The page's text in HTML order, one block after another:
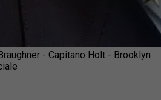
- Capitano Holt - Brooklyn